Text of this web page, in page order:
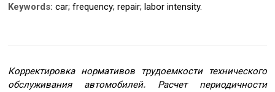
Keywords:car; frequency; repair; labor intensity.
Корректировка нормативов трудоемкости технического
обслуживания автомобилей. Расчет периодичности